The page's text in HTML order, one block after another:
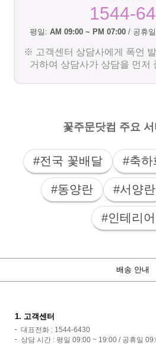
1544-
평일: AM 09:00 ~ PM 07:00 / 공휴
※ 고객센터 상담사에게 폭언
거하여 상담사가 상담을 먼저
꽃주문닷컴 주요 서
#전국 꽃배달 #축하
#동양란 #서양란
#인테리
배송 안내
1. 고객센터
대표전화 : 1544-6430
상담 시간 : 평일 09:00 ~ 19:00 / 공휴일